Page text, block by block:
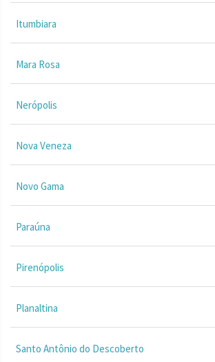
Itumbiara
Mara Rosa
Nerópolis
Nova Veneza
Novo Gama
Paraúna
Pirenópolis
Planaltina
Santo Antônio do Descoberto